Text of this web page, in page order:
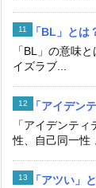
「BL」とは
「BL」の意味
イズラブ...
「アイデン
「アイデンテ
性、自己同一性
「アツい」